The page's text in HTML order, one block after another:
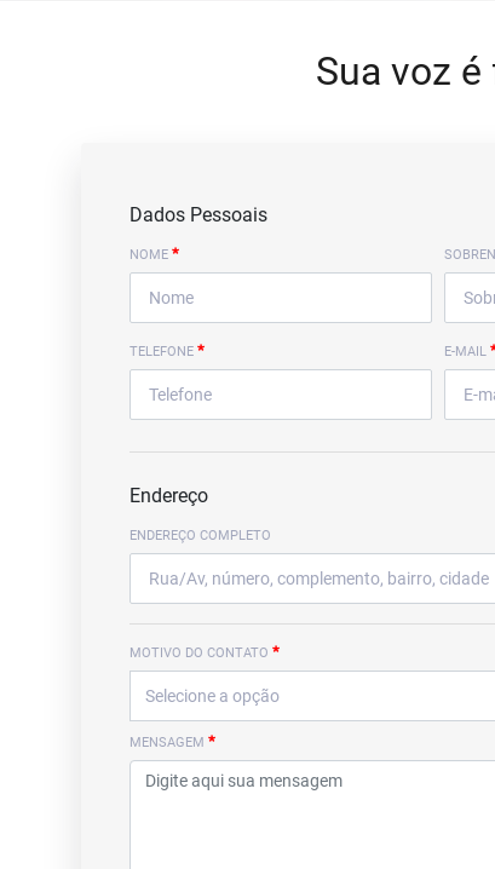
Sua voz
Dados Pessoais
NOME*
TELEFONE* E-MAIL
Endereço
ENDEREÇO COMPLETO
MOTIVO DO CONTATO*
MENSAGEM*